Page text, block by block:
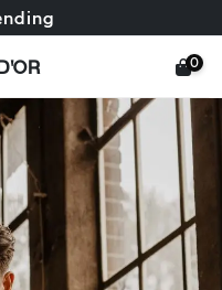
retourneren
0